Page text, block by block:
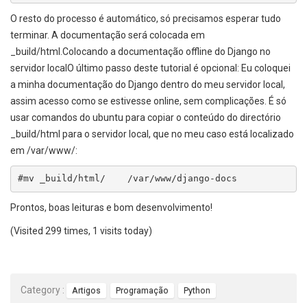
O resto do processo é automático, só precisamos esperar tudo
terminar. A documentação será colocada em
_build/html.Colocando a documentação offline do Django no
servidor localO último passo deste tutorial é opcional: Eu coloquei
a minha documentação do Django dentro do meu servidor local,
assim acesso como se estivesse online, sem complicações. É só
usar comandos do ubuntu para copiar o conteúdo do directório
_build/html para o servidor local, que no meu caso está localizado
em /var/www/:
#mv _build/html/    /var/www/django-docs
Prontos, boas leituras e bom desenvolvimento!
(Visited 299 times, 1 visits today)
Category : Artigos Programação Python